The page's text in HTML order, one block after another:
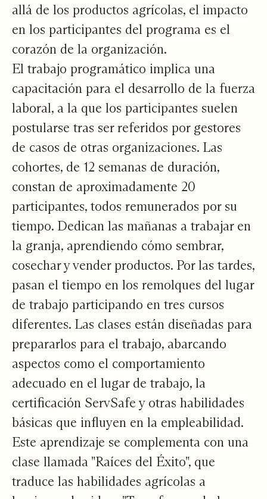
allá de los productos agrícolas, el impacto
en los participantes del programa es el
corazón de la organización.
El trabajo programático implica una
capacitación para el desarrollo de la fuerza
laboral, a la que los participantes suelen
postularse tras ser referidos por gestores
de casos de otras organizaciones. Las
cohortes, de 12 semanas de duración,
constan de aproximadamente 20
participantes, todos remunerados por su
tiempo. Dedican las mañanas a trabajar en
la granja, aprendiendo cómo sembrar,
cosechar y vender productos. Por las tardes,
pasan el tiempo en los remolques del lugar
de trabajo participando en tres cursos
diferentes. Las clases están diseñadas para
prepararlos para el trabajo, abarcando
aspectos como el comportamiento
adecuado en el lugar de trabajo, la
certificación ServSafe y otras habilidades
básicas que influyen en la empleabilidad.
Este aprendizaje se complementa con una
clase llamada "Raíces del Éxito", que
traduce las habilidades agrícolas a